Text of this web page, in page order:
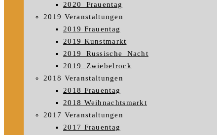
2020_Frauentag
2019 Veranstaltungen
2019 Frauentag
2019 Kunstmarkt
2019_Russische_Nacht
2019_Zwiebelrock
2018 Veranstaltungen
2018 Frauentag
2018 Weihnachtsmarkt
2017 Veranstaltungen
2017 Frauentag